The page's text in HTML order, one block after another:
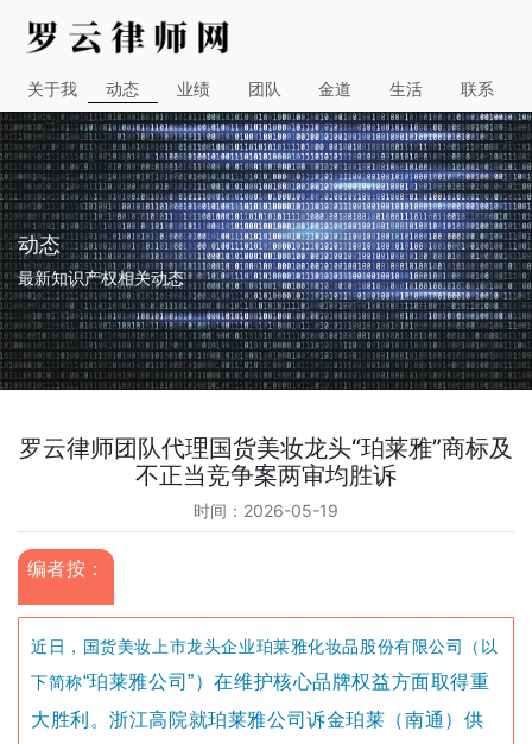
关于我 动态 业绩 团队 金道 生活 联系
动态
最新知识产权相关动态
罗云律师团队代理国货美妆龙头“珀莱雅”商标及
不正当竞争案两审均胜诉
时间：2026-05-19
编者按：
近日，国货美妆上市龙头企业珀莱雅化妆品股份有限公司（以
下简称“珀莱雅公司”）在维护核心品牌权益方面取得重
大胜利。浙江高院就珀莱雅公司诉金珀莱（南通）供